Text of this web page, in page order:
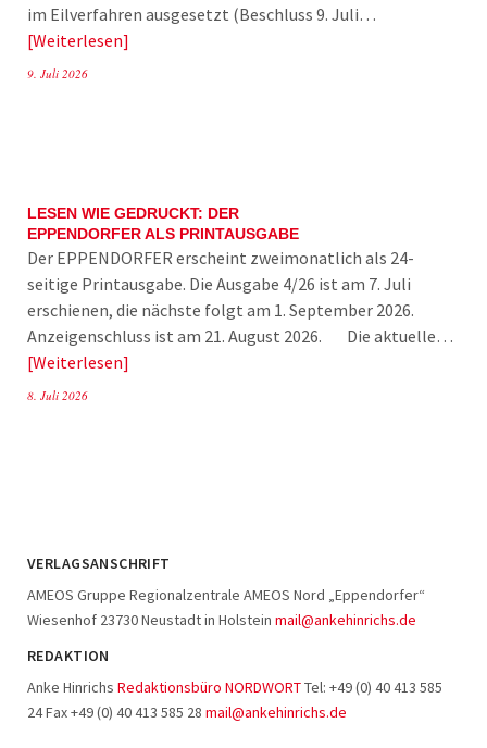
im Eilverfahren ausgesetzt (Beschluss 9. Juli…
Weiterlesen
9. Juli 2026
LESEN WIE GEDRUCKT: DER
EPPENDORFER ALS PRINTAUSGABE
Der EPPENDORFER erscheint zweimonatlich als 24-
seitige Printausgabe. Die Ausgabe 4/26 ist am 7. Juli
erschienen, die nächste folgt am 1. September 2026.
Anzeigenschluss ist am 21. August 2026. Die aktuelle…
Weiterlesen
8. Juli 2026
VERLAGSANSCHRIFT
AMEOS Gruppe Regionalzentrale AMEOS Nord „Eppendorfer“
Wiesenhof 23730 Neustadt in Holstein mail@ankehinrichs.de
REDAKTION
Anke Hinrichs Redaktionsbüro NORDWORTTel: +49 (0) 40 413 585
24 Fax +49 (0) 40 413 585 28 mail@ankehinrichs.de